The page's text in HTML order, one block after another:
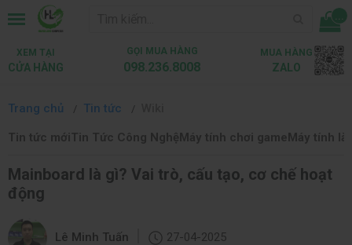
...
XEM TẠI
CỬA HÀNG
GỌI MUA HÀNG
098.236.8008
MUA HÀNG
ZALO
Trang chủ Tin tức
Tin tức mớiTin Tức Công NghệMáy tính chơi gameMáy tính
Mainboard là gì? Vai trò, cấu tạo, cơ chế hoạt
động
Lê Minh Tuấn 27-04-2025